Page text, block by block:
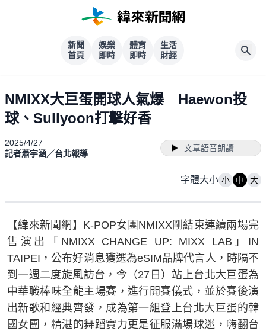
新聞
首頁
娛樂
即時
體育
即時
生活
財經
NMIXX大巨蛋開球人氣爆 Haewon投
球、Sullyoon打擊好香
2025/4/27
記者蕭宇涵／台北報導
文章語音朗讀
字體大小 小 中 大
【緯來新聞網】K-POP女團NMIXX剛結束連續兩場完
售演出「NMIXX CHANGE UP: MIXX LAB」IN
TAIPEI，公布好消息獲選為eSIM品牌代言人，時隔不
到一週二度旋風訪台，今（27日）站上台北大巨蛋為
中華職棒味全龍主場賽，進行開賽儀式，並於賽後演
出新歌和經典齊發，成為第一組登上台北大巨蛋的韓
國女團，精湛的舞蹈實力更是征服滿場球迷，嗨翻台